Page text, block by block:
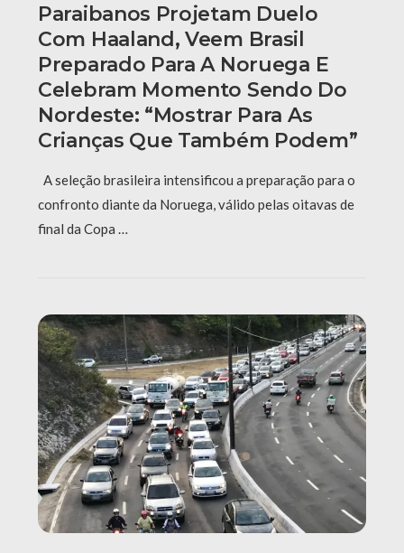
Paraibanos Projetam Duelo
Com Haaland, Veem Brasil
Preparado Para A Noruega E
Celebram Momento Sendo Do
Nordeste: “Mostrar Para As
Crianças Que Também Podem”
A seleção brasileira intensificou a preparação para o
confronto diante da Noruega, válido pelas oitavas de
final da Copa …